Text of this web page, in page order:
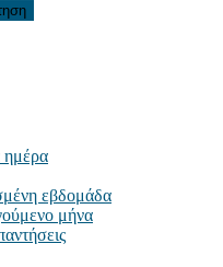
ημέρα
εβδομάδα
μήνα